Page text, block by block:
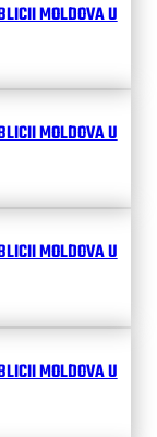
MOLDOVA U
MOLDOVA U
MOLDOVA U
MOLDOVA U